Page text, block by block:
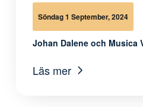
Söndag 1 September, 2024
Johan Dalene och Musica
Läs mer